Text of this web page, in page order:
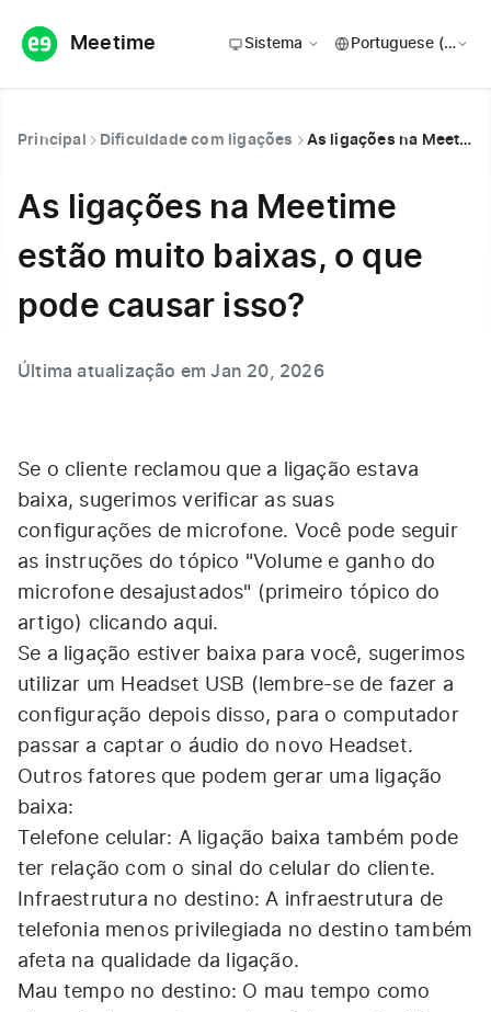
Meetime Sistema
Principal Dificuldade com ligações As ligações na Meetime estão muito baixas, o que pode causar isso?
As ligações na Meetime
estão muito baixas, o que
pode causar isso?
Última atualização em Jan 20, 2026
Se o cliente reclamou que a ligação estava
baixa, sugerimos verificar as suas
configurações de microfone. Você pode seguir
as instruções do tópico "Volume e ganho do
microfone desajustados" (primeiro tópico do
artigo) clicando aqui.
Se a ligação estiver baixa para você, sugerimos
utilizar um Headset USB (lembre-se de fazer a
configuração depois disso, para o computador
passar a captar o áudio do novo Headset.
Outros fatores que podem gerar uma ligação
baixa:
Telefone celular: A ligação baixa também pode
ter relação com o sinal do celular do cliente.
Infraestrutura no destino: A infraestrutura de
telefonia menos privilegiada no destino também
afeta na qualidade da ligação.
Mau tempo no destino: O mau tempo como